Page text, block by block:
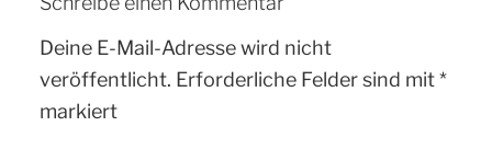
Deine E-Mail-Adresse wird nicht
veröffentlicht. Erforderliche Felder sind mit*
markiert